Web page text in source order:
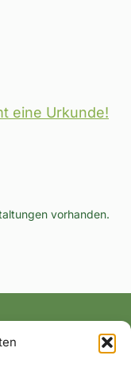
eine Urkunde!
vorhanden.
Postfach!